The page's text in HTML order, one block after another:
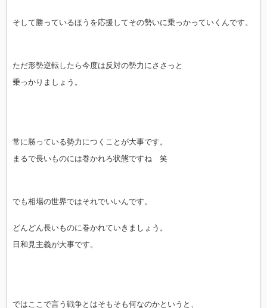
そして勝っているほうを応援してその勢いに乗っかっていくんです。
ただ形勢逆転したら今度は反対の勢力にささっと
乗っかりましょう。
常に勝っている勢力につくことが大事です。
まるで長いものには巻かれろ状態ですね 笑
でも相場の世界ではそれでいいんです。
どんどん長いものに巻かれていきましょう。
日和見主義が大事です。
ではここで言う戦争とはそもそも何なのかというと、